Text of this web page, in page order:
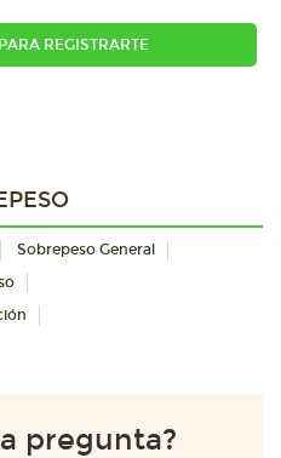
REGISTRARTE
Sobrepeso General
pregunta?